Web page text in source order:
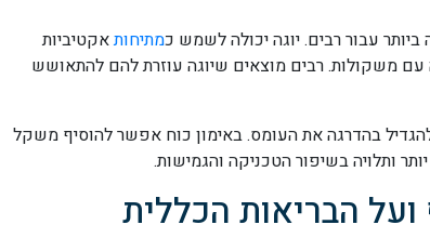
ביותר עבור רבים. יוגה יכולה לשמש כמתיחותאקטיביות
משקולות. רבים מוצאים שיוגה עוזרת להם להתאושש
בהדרגה את העומס. באימון כוח אפשר להוסיף משקל
ותלויה בשיפור הטכניקה והגמישות.
הבריאות הכללית